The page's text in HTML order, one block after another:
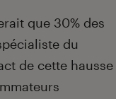
que 30% des
du
de cette hausse